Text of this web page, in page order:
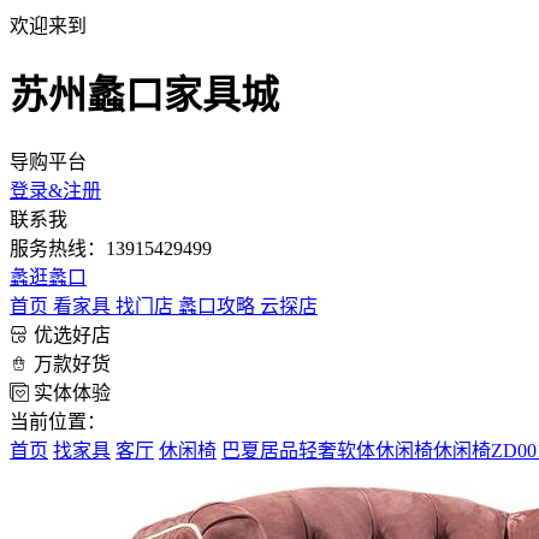
欢迎来到
苏州蠡口家具城
导购平台
登录&注册
联系我
服务热线：13915429499
蠡逛蠡口
首页 看家具 找门店 蠡口攻略 云探店
优选好店
万款好货
实体体验
当前位置：
首页 找家具 客厅 休闲椅 巴夏居品轻奢软体休闲椅休闲椅